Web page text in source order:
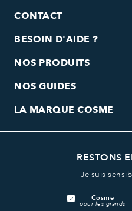
CONTACT
BESOIN D'AIDE ?
NOS PRODUITS
NOS GUIDES
LA MARQUE COSME
RESTONS
Je suis
Cosme
pour les grands